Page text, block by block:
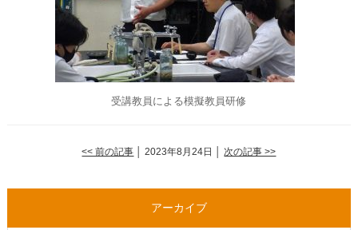
受講教員による模擬教員研修
<< 前の記事 │ 2023年8月24日 │ 次の記事 >>
アーカイブ